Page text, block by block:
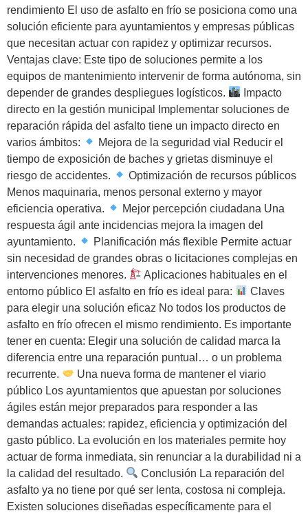
rendimiento El uso de asfalto en frío se posiciona como una
solución eficiente para ayuntamientos y empresas públicas
que necesitan actuar con rapidez y optimizar recursos.
Ventajas clave: Este tipo de soluciones permite a los
equipos de mantenimiento intervenir de forma autónoma, sin
depender de grandes despliegues logísticos.
Impacto
directo en la gestión municipal Implementar soluciones de
reparación rápida del asfalto tiene un impacto directo en
varios ámbitos:
Mejora de la seguridad vial Reducir el
tiempo de exposición de baches y grietas disminuye el
riesgo de accidentes.
Optimización de recursos públicos
Menos maquinaria, menos personal externo y mayor
eficiencia operativa.
Mejor percepción ciudadana Una
respuesta ágil ante incidencias mejora la imagen del
ayuntamiento.
Planificación más flexible Permite actuar
sin necesidad de grandes obras o licitaciones complejas en
intervenciones menores.
Aplicaciones habituales en el
entorno público El asfalto en frío es ideal para:
Claves
para elegir una solución eficaz No todos los productos de
asfalto en frío ofrecen el mismo rendimiento. Es importante
tener en cuenta: Elegir una solución de calidad marca la
diferencia entre una reparación puntual… o un problema
recurrente.
Una nueva forma de mantener el viario
público Los ayuntamientos que apuestan por soluciones
ágiles están mejor preparados para responder a las
demandas actuales: rapidez, eficiencia y optimización del
gasto público. La evolución en los materiales permite hoy
actuar de forma inmediata, sin renunciar a la durabilidad ni a
la calidad del resultado.
Conclusión La reparación del
asfalto ya no tiene por qué ser lenta, costosa ni compleja.
Existen soluciones diseñadas específicamente para el